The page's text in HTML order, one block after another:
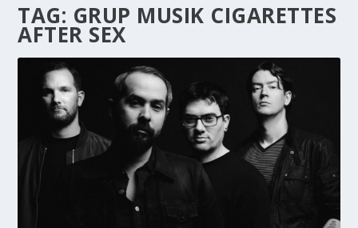
TAG: GRUP MUSIK CIGARETTES
AFTER SEX